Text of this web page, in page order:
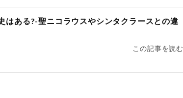
はある?-聖ニコラウスやシンタクラースとの違
この記事を読む